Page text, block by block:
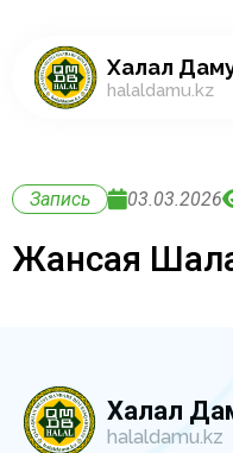
Халал
halaldamu.kz
Запись 03.03.2026
Жансая
Халал
halaldamu.kz